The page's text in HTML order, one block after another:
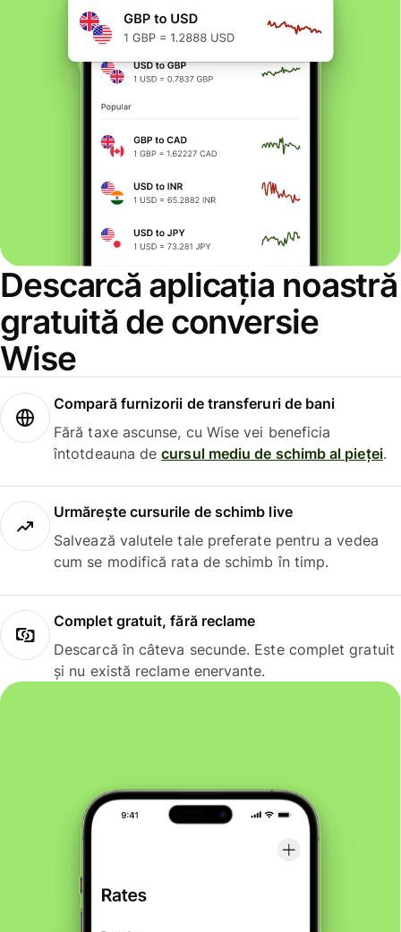
Descarcă aplicația noastră
gratuită de conversie
Wise
Compară furnizorii de transferuri de bani
Fără taxe ascunse, cu Wise vei beneficia
întotdeauna decursul mediu de schimb al pieței.
Urmărește cursurile de schimb live
Salvează valutele tale preferate pentru a vedea
cum se modifică rata de schimb în timp.
Complet gratuit, fără reclame
Descarcă în câteva secunde. Este complet gratuit
și nu există reclame enervante.